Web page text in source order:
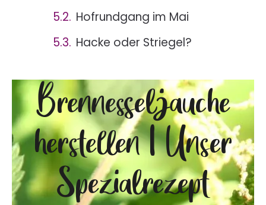
Brennesseljauche
herstellen | Unser
Spezialrezept
Hofrundgang im Mai
Hacke oder Striegel?